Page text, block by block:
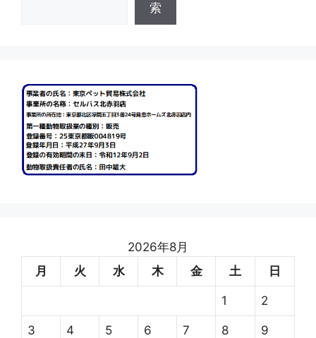
索
2026年8月
月
火 水 木 金 土 日
1 2
3 4 5 6 7 8 9